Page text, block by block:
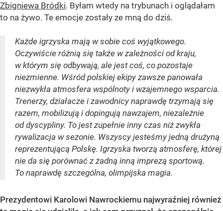
Zbigniewa Bródki. Byłam wtedy na trybunach i oglądałam
to na żywo. Te emocje zostały ze mną do dziś.
Każde igrzyska mają w sobie coś wyjątkowego.
Oczywiście różnią się także w zależności od kraju,
w którym się odbywają, ale jest coś, co pozostaje
niezmienne. Wśród polskiej ekipy zawsze panowała
niezwykła atmosfera wspólnoty i wzajemnego wsparcia.
Trenerzy, działacze i zawodnicy naprawdę trzymają się
razem, mobilizują i dopingują nawzajem, niezależnie
od dyscypliny. To jest zupełnie inny czas niż zwykła
rywalizacja w sezonie. Wszyscy jesteśmy jedną drużyną
reprezentującą Polskę. Igrzyska tworzą atmosferę, której
nie da się porównać z żadną inną imprezą sportową.
To naprawdę szczególna, olimpijska magia.
Prezydentowi Karolowi Nawrockiemu najwyraźniej również